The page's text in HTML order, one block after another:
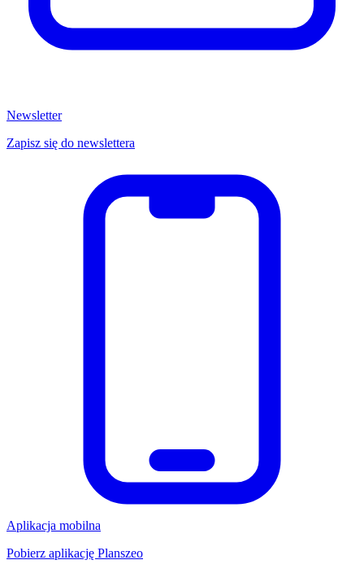
Newsletter
Zapisz się do newslettera
Aplikacja mobilna
Pobierz aplikację Planszeo